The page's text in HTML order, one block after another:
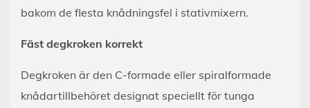
bakom de flesta knådningsfel i stativmixern.
Fäst degkroken korrekt
Degkroken är den C-formade eller spiralformade
knådartillbehöret designat speciellt för tunga